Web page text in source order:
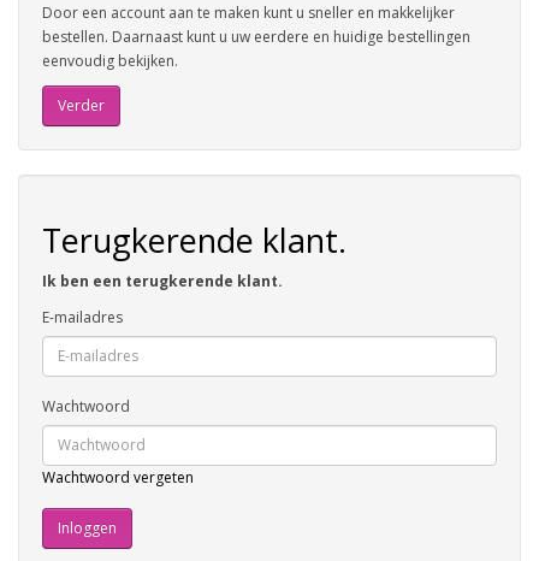
Door een account aan te maken kunt u sneller en makkelijker
bestellen. Daarnaast kunt u uw eerdere en huidige bestellingen
eenvoudig bekijken.
Verder
Terugkerende klant.
Ik ben een terugkerende klant.
E-mailadres
Wachtwoord
Wachtwoord vergeten